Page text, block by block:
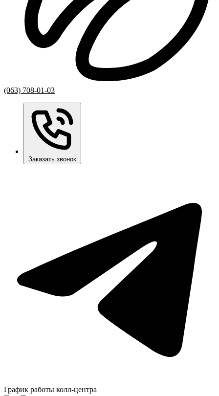
(063) 708-01-03
Заказать звонок
График работы колл-центра